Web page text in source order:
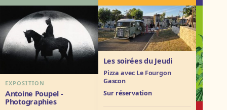
EXPOSITION
Antoine Poupel -
Photographies
Les soirées du Jeudi
Pizza avec Le Fourgon
Gascon
Sur réservation